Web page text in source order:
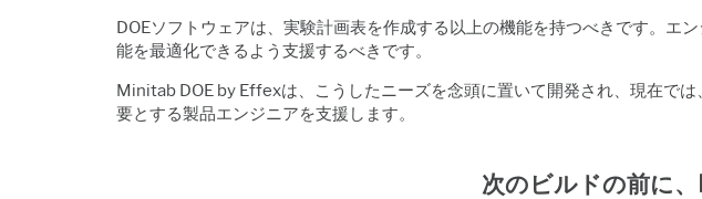
DOEソフトウェアは、実験計画表を作成する以上の機能を持つべきです。エ
能を最適化できるよう支援するべきです。
Minitab DOE by Effexは、こうしたニーズを念頭に置いて開発され、現在で
要とする製品エンジニアを支援します。
次のビルドの前に、